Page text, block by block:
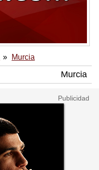
Murcia
Murcia